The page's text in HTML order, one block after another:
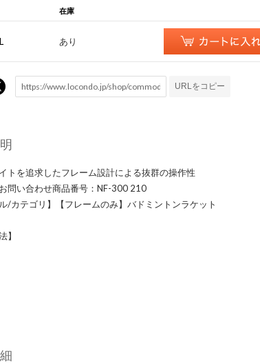
在庫
あり
URLをコピー
トを追求したフレーム設計による抜群の操作性
問い合わせ商品番号：NF-300 210
ル/カテゴリ】【フレームのみ】バドミントンラケット
】